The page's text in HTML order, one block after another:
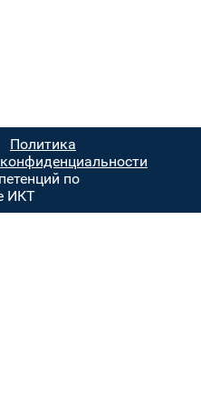
Политика
конфиденциальности
по
ИКТ